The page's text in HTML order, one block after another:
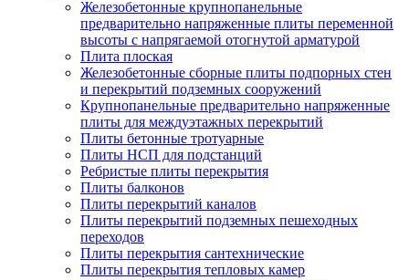
Железобетонные крупнопанельные
предварительно напряженные плиты переменной
высоты с напрягаемой отогнутой арматурой
Плита плоская
Железобетонные сборные плиты подпорных стен
и перекрытий подземных сооружений
Крупнопанельные предварительно напряженные
плиты для междуэтажных перекрытий
Плиты бетонные тротуарные
Плиты НСП для подстанций
Ребристые плиты перекрытия
Плиты балконов
Плиты перекрытий каналов
Плиты перекрытий подземных пешеходных
переходов
Плиты перекрытия сантехнические
Плиты перекрытия тепловых камер